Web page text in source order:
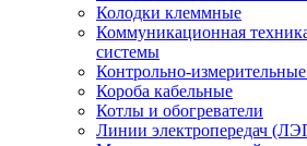
Колодки клеммные
Коммуникационная
системы
Контрольно-
Короба кабельные
Котлы и обогреватели
Линии электропередач